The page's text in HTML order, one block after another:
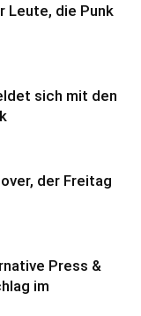
Leute, die Punk
sich mit den
der Freitag
Press &
im